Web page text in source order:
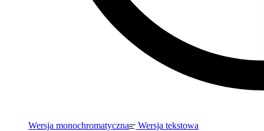
Wersja monochromatyczna Wersja tekstowa